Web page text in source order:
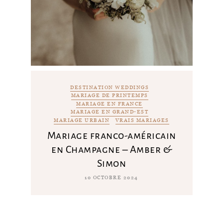
DESTINATION WEDDINGS
MARIAGE DE PRINTEMPS
MARIAGE EN FRANCE
MARIAGE EN GRAND-EST
MARIAGE URBAIN
VRAIS MARIAGES
Mariage franco-américain
en Champagne – Amber &
Simon
10 OCTOBRE 2024